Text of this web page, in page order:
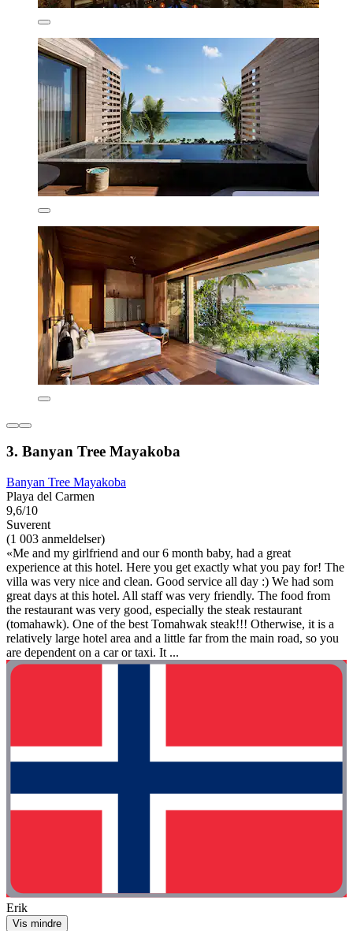
3. Banyan Tree Mayakoba
Banyan Tree Mayakoba
Playa del Carmen
9,6/10
Suverent
(1 003 anmeldelser)
«Me and my girlfriend and our 6 month baby, had a great
experience at this hotel. Here you get exactly what you pay for! The
villa was very nice and clean. Good service all day :) We had som
great days at this hotel. All staff was very friendly. The food from
the restaurant was very good, especially the steak restaurant
(tomahawk). One of the best Tomahwak steak!!! Otherwise, it is a
relatively large hotel area and a little far from the main road, so you
are dependent on a car or taxi. It ...
Erik
Vis mindre